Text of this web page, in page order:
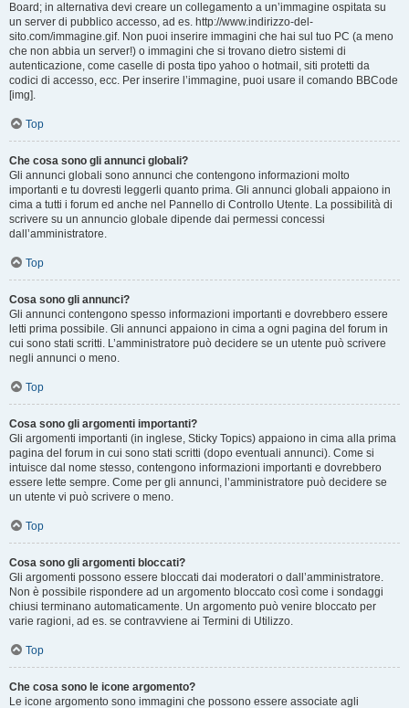
Board; in alternativa devi creare un collegamento a un’immagine ospitata su
un server di pubblico accesso, ad es. http://www.indirizzo-del-
sito.com/immagine.gif. Non puoi inserire immagini che hai sul tuo PC (a meno
che non abbia un server!) o immagini che si trovano dietro sistemi di
autenticazione, come caselle di posta tipo yahoo o hotmail, siti protetti da
codici di accesso, ecc. Per inserire l’immagine, puoi usare il comando BBCode
[img].
Top
Che cosa sono gli annunci globali?
Gli annunci globali sono annunci che contengono informazioni molto
importanti e tu dovresti leggerli quanto prima. Gli annunci globali appaiono in
cima a tutti i forum ed anche nel Pannello di Controllo Utente. La possibilità di
scrivere su un annuncio globale dipende dai permessi concessi
dall’amministratore.
Top
Cosa sono gli annunci?
Gli annunci contengono spesso informazioni importanti e dovrebbero essere
letti prima possibile. Gli annunci appaiono in cima a ogni pagina del forum in
cui sono stati scritti. L’amministratore può decidere se un utente può scrivere
negli annunci o meno.
Top
Cosa sono gli argomenti importanti?
Gli argomenti importanti (in inglese, Sticky Topics) appaiono in cima alla prima
pagina del forum in cui sono stati scritti (dopo eventuali annunci). Come si
intuisce dal nome stesso, contengono informazioni importanti e dovrebbero
essere lette sempre. Come per gli annunci, l’amministratore può decidere se
un utente vi può scrivere o meno.
Top
Cosa sono gli argomenti bloccati?
Gli argomenti possono essere bloccati dai moderatori o dall’amministratore.
Non è possibile rispondere ad un argomento bloccato così come i sondaggi
chiusi terminano automaticamente. Un argomento può venire bloccato per
varie ragioni, ad es. se contravviene ai Termini di Utilizzo.
Top
Che cosa sono le icone argomento?
Le icone argomento sono immagini che possono essere associate agli